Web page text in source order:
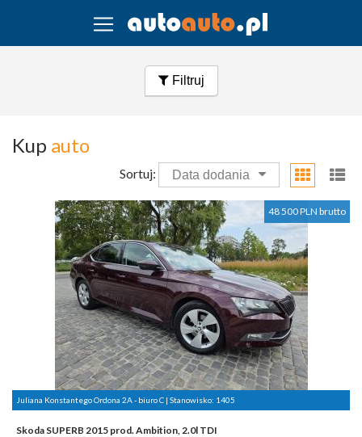
Filtruj
Kup auto
Sortuj: Data dodania
48 500 PLN brutto
Juliana Konstantego Ordona 2A - biuro C | Stanowisko: 1405
Skoda SUPERB 2015 prod. Ambition, 2.0l TDI